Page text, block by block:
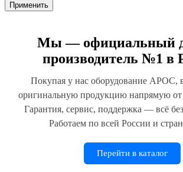
Применить
Мы — официальный
производитель №1 в
Покупая у нас оборудование АРОС,
оригинальную продукцию напрямую от
Гарантия, сервис, поддержка — всё
Работаем по всей России и
Перейти в каталог